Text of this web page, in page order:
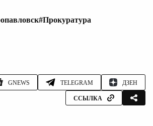
#Прокуратура
GNEWS TELEGRAM ДЗЕН
ССЫЛКА